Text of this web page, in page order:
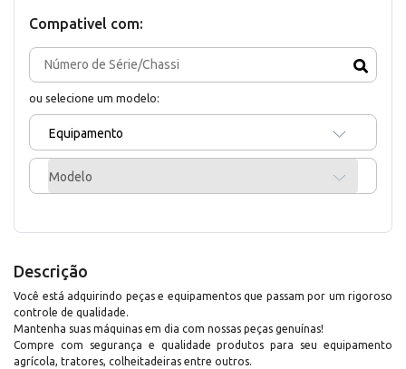
Compativel com:
ou selecione um modelo:
Equipamento
Modelo
Descrição
Você está adquirindo peças e equipamentos que passam por um rigoroso
controle de qualidade.
Mantenha suas máquinas em dia com nossas peças genuínas!
Compre com segurança e qualidade produtos para seu equipamento
agrícola, tratores, colheitadeiras entre outros.